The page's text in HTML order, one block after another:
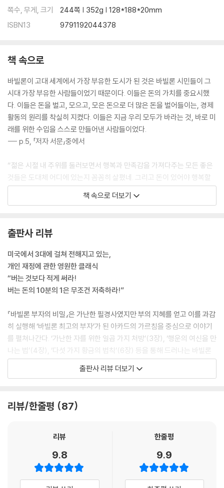
쪽수, 무게, 크기
244쪽 | 352g | 128*188*20mm
ISBN13
9791192044378
책 속으로
바빌론이 고대 세계에서 가장 부유한 도시가 된 것은 바빌론 시민들이 그
시대 가장 부유한 사람들이었기 때문이다. 이들은 돈의 가치를 중요시했
다. 이들은 돈을 벌고, 모으고, 모은 돈으로 더 많은 돈을 벌어들이는, 경제
활동의 원리를 착실히 지켰다. 이들은 지금 우리 모두가 바라는 것, 바로 미
래를 위한 수입을 스스로 만들어낸 사람들이었다.
--- p.5, 「저자 서문」중에서
“젊은 시절 내 주위를 둘러보면서 행복과 만족감을 가져다주는 모든 좋은
것들은 도대체 어디에 있는지 꼼꼼히 살폈네. 그리고 돈이 있어야 행복할
수 있다는 진리를 깨달았지. 돈이 있다면 그 어떤 일도 가능하게 된다는 사
돈이 있다면 가장 좋은 가구들로 집을 꾸밀 수 있어.
돈이 있다면 먼 바다로 항해할 수도 있지.
돈이 있다면 먼 곳까지 가서 맛있는 음식을 실컷 먹고 올 수도 있어.
돈이 있다면 아름다운 장신구를 살 수도 있지.
돈이 있다면 신을 위해 거대한 신전을 지을 수도 있어.
돈이 있다면 이 세상을 즐겁게 누리면서 영혼까지 만족시킬 수 있는 수많
은 것들을 할 수 있다네.
이런 진리를 깨달은 순간, 나는 내 삶에서 누릴 수 있는 좋은 것들을 반드시
누려야겠다고 결심했네. 다른 사람들이 누리는 모습을 구경이나 하면서 그
들을 부러워하는 그런 사람은 되지 않겠다고 결심한 거지.”
--- p.25~26, 「2장. 바빌론 최고의 부자」중에서
옷, 맛있는 음식처럼 순간적으로 만족감을 주지만 이내 덧없이 사라지고
져다주겠지만, 지갑에 남아 있는 돈은 두 번째 것을 가져다줄 거라는 사실
을 명심하세요. ‘내가 벌어 지갑에 넣어둔 동전 10개 중 9개만 쓰라.’ 바로
이것이 제가 얄팍한 저의 지갑을 두둑하게 만들기 위해 찾아낸 첫 번째 방
법이었습니다.”
책 속으로 더보기
출판사 리뷰
미국에서 3대에 걸쳐 전해지고 있는,
개인 재정에 관한 영원한 클래식
“버는 것보다 적게 써라!
버는 돈의 10분의 1은 무조건 저축하라!”
『바빌론 부자의 비밀』은 가난한 필경사였지만 부의 지혜를 얻고 이를 과감
히 실행해 ‘바빌론 최고의 부자’가 된 아카드의 가르침을 중심으로 이야기
를 펼쳐나간다. ‘가난한 자를 위한 일곱 가지 처방’(3장), ‘행운의 여신을 만
나는 법’(4장), ‘다섯 가지 황금의 법칙’(6장) 등을 통해 드러나는 바빌론
부자의 비밀은 누가 들어도 이해할 수 있을 만큼 심플하지만, 시대가 흘러
도 결코 변하지 않는 부와 성공의 본질을 담고 있다.
들어라’ ‘버는 돈보다 적게 소비하라’ ‘최소한 수입의 10분의 1은 무조건 저
담하라’ 등 아무리 강조해도 부족하지 않은 ‘부와 투자의 본질’을 설득력 있
이 책은 초판이 200만 부 이상 판매되었고, 이후 거의 100년 동안 전 세계
수백만 독자들에게 삶의 지침이 되고 있다. (흥미로운 사례로 미국의 한 집
출판사 리뷰 더보기
리뷰/한줄평 87
리뷰
9.8
한줄평
9.9